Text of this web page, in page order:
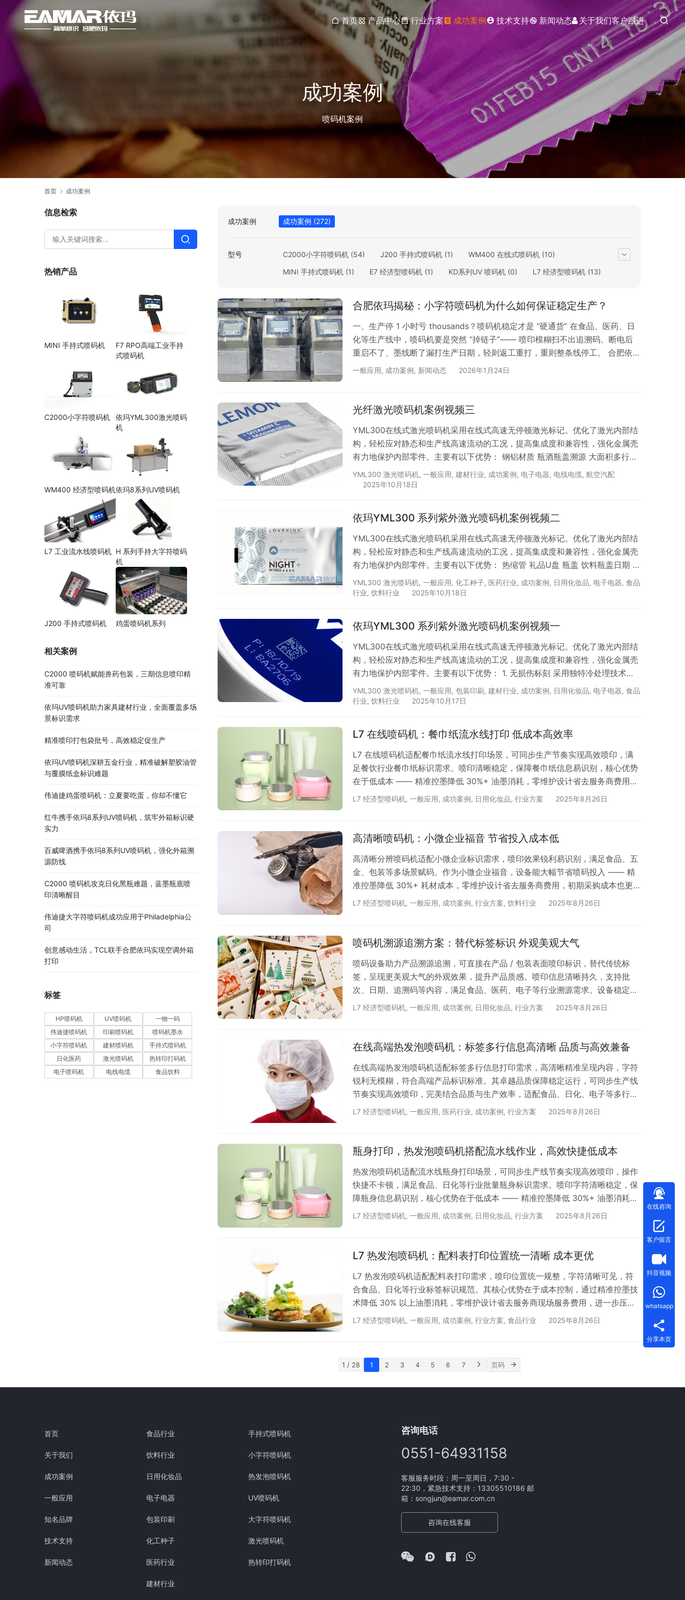
首页 产品中心 行业方案 成功案例 技术支持 新闻动态 关于我们客户跟进
成功案例
喷码机案例
首页 成功案例
成功案例 成功案例 (272)
型号 C2000小字符喷码机 (54) J200 手持式喷码机 (1) WM400 在线式喷码机 (10)
MINI 手持式喷码机 (1) E7 经济型喷码机 (1) KD系列UV 喷码机 (0) L7 经济型喷码机 (13)
H16 手持式大字符喷码机(5) YML300 激光喷码机(13) YML200 手持式激光喷码机(1)
UCS 热转印打码机 (1) 81 系列UV 喷码机(31)
合肥依玛揭秘：小字符喷码机为什么如何保证稳定生产？
一、生产停 1 小时亏 thousands？喷码机稳定才是 “硬通货” 在食品、医药、日
化等生产线中，喷码机要是突然 “掉链子”—— 喷印模糊扫不出追溯码、断电后
重启不了、墨线断了漏打生产日期，轻则返工重打，重则整条线停工。 合肥依玛
深耕喷码机行业 17 年，服务过 39 家全球 500 强企业，太懂厂长们对 “稳定”
了让设备到车间后 “少出…
一般应用, 成功案例, 新闻动态 2026年1月24日
光纤激光喷码机案例视频三
YML300在线式激光喷码机采用在线式高速无停顿激光标记。优化了激光内部结
构，轻松应对静态和生产线高速流动的工况，提高集成度和兼容性，强化金属壳
有力地保护内部零件。主要有以下优势： 钢铝材质 瓶酒瓶盖溯源 大面积多行喷
码 磨具标识 铭牌自定义 电子元器件 不锈钢件编码 马口铁罐盖 给袋机好伴侣 电
线电缆 小食品 电缆 高密度PE管 变压器电子元器
YML300 激光喷码机, 一般应用, 建材行业, 成功案例, 电子电器, 电线电缆, 航空汽配
2025年10月18日
依玛YML300 系列紫外激光喷码机案例视频二
YML300在线式激光喷码机采用在线式高速无停顿激光标记。优化了激光内部结
构，轻松应对静态和生产线高速流动的工况，提高集成度和兼容性，强化金属壳
有力地保护内部零件。主要有以下优势： 热缩管 礼品U盘 瓶盖 饮料瓶盖日期 色
拉油瓶盖日期 批量包装袋日期 大米编织袋日期 食品膜包装盒 塑料瓶盖二维码
UV手套包装日期 豆浆包装日期 白酒瓶盖日期 起泡瓶饮料定制化 小食品 日用化
YML300 激光喷码机, 一般应用, 化工种子, 医药行业, 成功案例, 日用化妆品, 电子电器, 食品
行业, 饮料行业 2025年10月18日
依玛YML300 系列紫外激光喷码机案例视频一
YML300在线式激光喷码机采用在线式高速无停顿激光标记。优化了激光内部结
构，轻松应对静态和生产线高速流动的工况，提高集成度和兼容性，强化金属壳
有力地保护内部零件。主要有以下优势： 1. 无损伤标刻 采用独特冷处理技术，
搭配355nm紫外光。该波长对素材吸收率高，标刻过程不产生热应力，可有效避
免材料表面分子结构破坏，同时抑制煤烟、毛刺等不良现象的产生。 2. 超精细
YML300 激光喷码机, 一般应用, 包装印刷, 建材行业, 成功案例, 日用化妆品, 电子电器, 食品
行业, 饮料行业 2025年10月17日
L7 在线喷码机：餐巾纸流水线打印 低成本高效率
L7 在线喷码机适配餐巾纸流水线打印场景，可同步生产节奏实现高效喷印，满
足餐饮行业餐巾纸标识需求。喷印清晰稳定，保障餐巾纸信息易识别，核心优势
在于低成本 —— 精准控墨降低 30%+ 油墨消耗，零维护设计省去服务商费用。
设备支持连续稳定运行，不卡顿不耽误生产，还可远程监控设备状态，及时预警
L7 经济型喷码机, 一般应用, 成功案例, 日用化妆品, 行业方案 2025年8月26日
高清晰喷码机：小微企业福音 节省投入成本低
高清晰分辨喷码机适配小微企业标识需求，喷印效果锐利易识别，满足食品、五
金、包装等多场景赋码。作为小微企业福音，设备能大幅节省喷码投入 —— 精
准控墨降低 30%+ 耗材成本，零维护设计省去服务商费用，初期采购成本也更
贴合小微企业预算。操作便捷无需专业人员，稳定运行保障生产效率，助力小微
L7 经济型喷码机, 一般应用, 成功案例, 行业方案, 饮料行业 2025年8月26日
喷码机溯源追溯方案：替代标签标识 外观美观大气
喷码设备助力产品溯源追溯，可直接在产品 / 包装表面喷印标识，替代传统标
签，呈现更美观大气的外观效果，提升产品质感。喷印信息清晰持久，支持批
次、日期、追溯码等内容，满足食品、医药、电子等行业溯源需求。设备稳定运
行适配生产线节奏，零维护设计减少停机风险，精准控墨降低成本，还能灵活调
L7 经济型喷码机, 一般应用, 成功案例, 日用化妆品, 行业方案 2025年8月26日
在线高端热发泡喷码机：标签多行信息高清晰 品质与高效兼备
在线高端热发泡喷码机适配标签多行信息打印需求，高清晰精准呈现内容，字符
锐利无模糊，符合高端产品标识标准。其卓越品质保障稳定运行，可同步生产线
节奏实现高效喷印，完美结合品质与生产效率，适配食品、日化、电子等多行业
场景。同时精准控墨降低耗材成本，零维护设计减少停机风险，还支持远程监
L7 经济型喷码机, 一般应用, 医药行业, 成功案例, 行业方案 2025年8月26日
瓶身打印，热发泡喷码机搭配流水线作业，高效快捷低成本
热发泡喷码机适配流水线瓶身打印场景，可同步生产线节奏实现高效喷印，操作
快捷不卡顿，满足食品、日化等行业批量瓶身标识需求。喷印字符清晰稳定，保
障瓶身信息易识别，核心优势在于低成本 —— 精准控墨降低 30%+ 油墨消耗，
零维护设计省去服务商费用。设备还支持远程监控，实时预警故障与耗材不足，
L7 经济型喷码机, 一般应用, 成功案例, 日用化妆品, 行业方案 2025年8月26日
L7 热发泡喷码机：配料表打印位置统一清晰 成本更优
L7 热发泡喷码机适配配料表打印需求，喷印位置统一规整，字符清晰可见，符
合食品、日化等行业标签标识规范。其核心优势在于成本控制，通过精准控墨技
术降低 30% 以上油墨消耗，零维护设计省去服务商现场服务费用，进一步压缩
使用成本。设备支持连续稳定运行，适配生产线节奏，还可远程监控设备状态，
L7 经济型喷码机, 一般应用, 成功案例, 行业方案, 食品行业 2025年8月26日
1 / 28 1 2 3 4 5 6 7
信息检索
热销产品
MINI 手持式喷码机
F7 RPO高端工业手持
式喷码机
C2000小字符喷码机
依玛YML300激光喷码
机
WM400 经济型喷码机依玛8系列UV喷码机
L7 工业流水线喷码机 H 系列手持大字符喷码
机
J200 手持式喷码机 鸡蛋喷码机系列
相关案例
C2000 喷码机赋能兽药包装，三期信息喷印精
准可靠
依玛UV喷码机助力家具建材行业，全面覆盖多场
景标识需求
精准喷印打包袋批号，高效稳定促生产
依玛UV喷码机深耕五金行业，精准破解塑胶油管
与覆膜纸盒标识难题
伟迪捷鸡蛋喷码机：立夏要吃蛋，你却不懂它
红牛携手依玛8系列UV喷码机，筑牢外箱标识硬
实力
百威啤酒携手依玛8系列UV喷码机，强化外箱溯
源防线
C2000 喷码机攻克日化黑瓶难题，蓝墨瓶底喷
印清晰醒目
伟迪捷大字符喷码机成功应用于Philadelphia公
司
创意感动生活，TCL联手合肥依玛实现空调外箱
打印
标签
HP喷码机 UV喷码机
一物一码
伟迪捷喷码机
印刷喷码机
喷码机墨水
小字符喷码机
建材喷码机
手持式喷码机
日化医药
激光喷码机
热转印打码机
电子喷码机
电线电缆 食品饮料
首页
关于我们
成功案例
一般应用
知名品牌
技术支持
新闻动态
食品行业
饮料行业
日用化妆品
电子电器
包装印刷
化工种子
医药行业
建材行业
手持式喷码机
小字符喷码机
热发泡喷码机
UV喷码机
大字符喷码机
激光喷码机
热转印打码机
咨询电话
0551-64931158
客服服务时段：周一至周日，7:30 -
22:30，紧急技术支持：13305510186 邮
箱：songjun@eamar.com.cn
咨询在线客服
在线咨询
客户留言
抖音视频
whatsapp
分享本页